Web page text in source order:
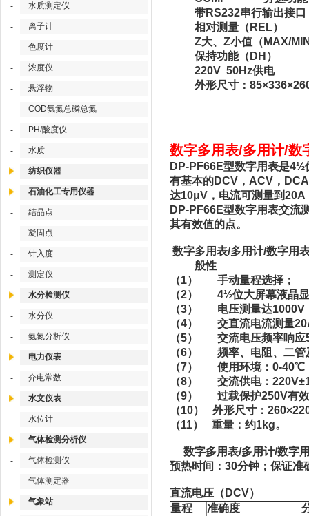
- 水质测定仪
- 离子计
- 色度计
- 浓度仪
- 悬浮物
- COD氨氮总磷总氮
- PH/酸度仪
- 水质
纺织仪器
石油化工专用仪器
- 结晶点
- 凝固点
- 针入度
- 测定仪
水分检测仪
- 水分仪
- 氨氮分析仪
电力仪表
- 介电常数
水文仪表
- 水位计
气体检测分析仪
- 气体检测仪
- 气体测定器
气象站
带RS232串行输出接口
相对测量（REL）
Z大、Z小值（MAX/
保持功能（DH）
220V 50Hz供电
外形尺寸：
数字多用表/多用计/
DP-PF66E型数字用表是4½
有基本的DCV，ACV，
达10μV，电流可测量到
DP-PF66E型数字用表交流
其有效值的点。
数字多用表/多用计/数字
般性
（1） 手动量程选择；
（2） 4½位大屏幕液晶显
（3） 电压测量达1000V
（4） 交直流电流测量
（5） 交流电压频率响应
（6） 频率、电阻、二管
（7） 使用环境：0-40℃
（8） 交流供电：
（9） 过载保护250V有
（10） 外形尺寸：
（11） 重量：约1kg。
数字多用表/多用计/数字
预热时间：30分钟；保证
直流电压（DCV）
量程
准确度